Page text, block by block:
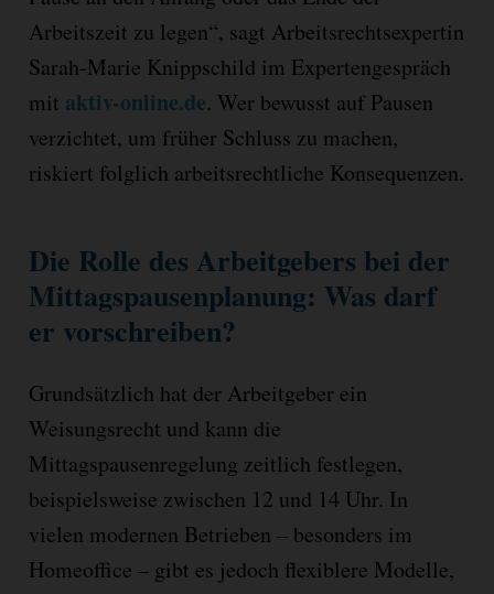
Arbeitszeit zu legen“, sagt Arbeitsrechtsexpertin
Sarah-Marie Knippschild im Expertengespräch
mit aktiv-online.de. Wer bewusst auf Pausen
verzichtet, um früher Schluss zu machen,
riskiert folglich arbeitsrechtliche Konsequenzen.
Die Rolle des Arbeitgebers bei der
Mittagspausenplanung: Was darf
er vorschreiben?
Grundsätzlich hat der Arbeitgeber ein
Weisungsrecht und kann die
Mittagspausenregelung zeitlich festlegen,
beispielsweise zwischen 12 und 14 Uhr. In
vielen modernen Betrieben – besonders im
Homeoffice – gibt es jedoch flexiblere Modelle,